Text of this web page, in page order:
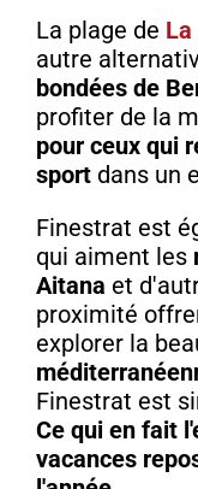
La plage de
autre
bondées de
profiter de la
pour ceux qui
sport dans un
Finestrat est
qui aiment les
Aitana et
proximité
explorer la
Finestrat est
Ce qui en fait
vacances